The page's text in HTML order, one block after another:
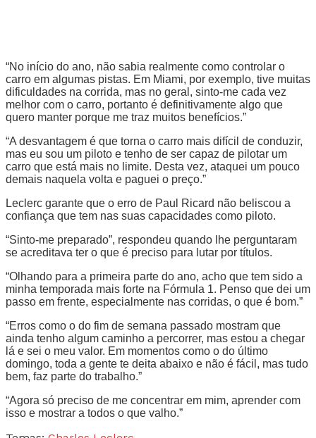
“No início do ano, não sabia realmente como controlar o
carro em algumas pistas. Em Miami, por exemplo, tive muitas
dificuldades na corrida, mas no geral, sinto-me cada vez
melhor com o carro, portanto é definitivamente algo que
quero manter porque me traz muitos benefícios.”
“A desvantagem é que torna o carro mais difícil de conduzir,
mas eu sou um piloto e tenho de ser capaz de pilotar um
carro que está mais no limite. Desta vez, ataquei um pouco
demais naquela volta e paguei o preço.”
Leclerc garante que o erro de Paul Ricard não beliscou a
confiança que tem nas suas capacidades como piloto.
“Sinto-me preparado”, respondeu quando lhe perguntaram
se acreditava ter o que é preciso para lutar por títulos.
“Olhando para a primeira parte do ano, acho que tem sido a
minha temporada mais forte na Fórmula 1. Penso que dei um
passo em frente, especialmente nas corridas, o que é bom.”
“Erros como o do fim de semana passado mostram que
ainda tenho algum caminho a percorrer, mas estou a chegar
lá e sei o meu valor. Em momentos como o do último
domingo, toda a gente te deita abaixo e não é fácil, mas tudo
bem, faz parte do trabalho.”
“Agora só preciso de me concentrar em mim, aprender com
isso e mostrar a todos o que valho.”